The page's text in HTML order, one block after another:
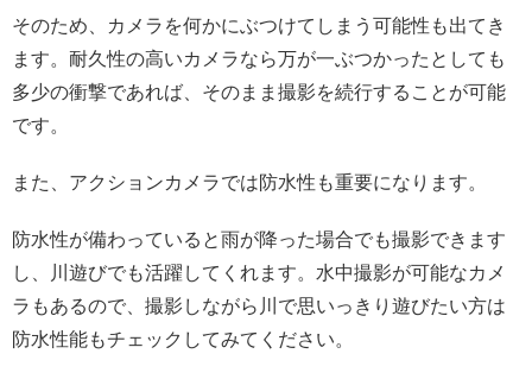
そのため、カメラを何かにぶつけてしまう可能性も出てき
ます。耐久性の高いカメラなら万が一ぶつかったとしても
多少の衝撃であれば、そのまま撮影を続行することが可能
です。
また、アクションカメラでは防水性も重要になります。
防水性が備わっていると雨が降った場合でも撮影できます
し、川遊びでも活躍してくれます。水中撮影が可能なカメ
ラもあるので、撮影しながら川で思いっきり遊びたい方は
防水性能もチェックしてみてください。